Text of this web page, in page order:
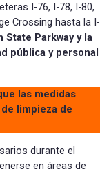
I-76, I-78, I-80,
Crossing hasta la I-
State Parkway y la
pública y personal
las medidas
limpieza de
durante el
en áreas de